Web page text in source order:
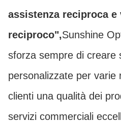
assistenza reciproca e
reciproco",Sunshine
sforza sempre di creare
personalizzate per varie
clienti una qualità dei
servizi commerciali